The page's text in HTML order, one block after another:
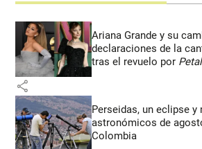
Ariana Grande y su
declaraciones de la
tras el revuelo por Petal
share
Perseidas, un eclipse
astronómicos de
Colombia